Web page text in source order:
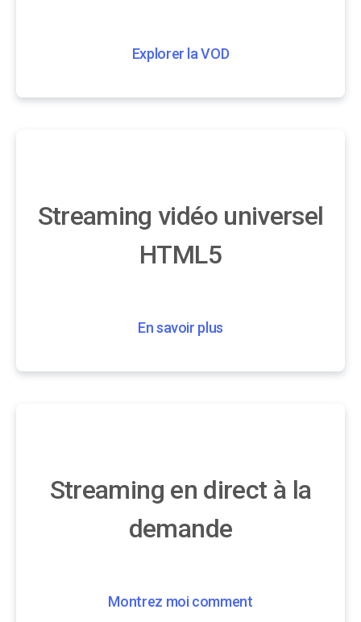
Explorer la VOD
Streaming vidéo universel
HTML5
En savoir plus
Streaming en direct à la
demande
Montrez moi comment